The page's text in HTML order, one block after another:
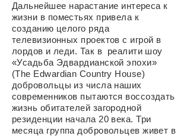
Дальнейшее нарастание интереса к
жизни в поместьях привела к
созданию целого ряда
телевизионных проектов с игрой в
лордов и леди. Так в реалити шоу
«Усадьба Эдвардианской эпохи»
(The Edwardian Country House)
добровольцы из числа наших
современников пытаются воссоздать
жизнь обитателей загородной
резиденции начала 20 века. Три
месяца группа добровольцев живет в